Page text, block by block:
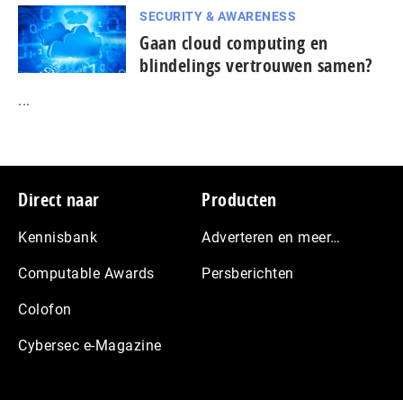
SECURITY & AWARENESS
Gaan cloud computing en
blindelings vertrouwen samen?
...
Footer
Direct naar
Kennisbank
Computable Awards
Colofon
Cybersec e-Magazine
Producten
Adverteren en meer…
Persberichten